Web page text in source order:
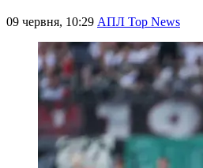
09 червня, 10:29 АПЛ Top News